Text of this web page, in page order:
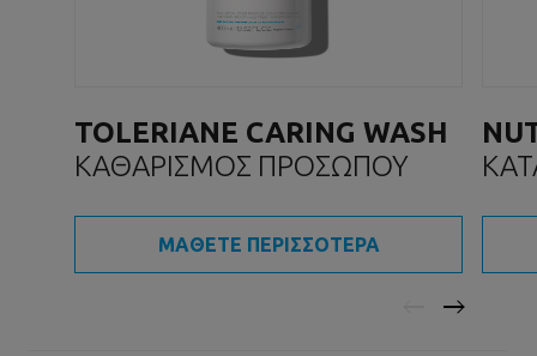
TOLERIANE CARING WASH
ΚΑΘΑΡΙΣΜΟΣ ΠΡΟΣΩΠΟΥ
ΜΑΘΕΤΕ ΠΕΡΙΣΣΟΤΕΡΑ